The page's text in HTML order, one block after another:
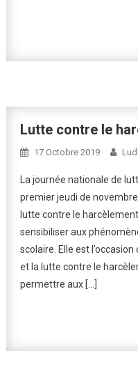
Lutte contre le
17 Octobre 2019
La journée nationale de
premier jeudi de
lutte contre le
sensibiliser aux
scolaire. Elle est
et la lutte contre le
permettre aux […]